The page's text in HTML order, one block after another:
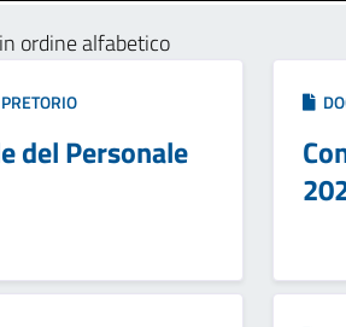
ordine alfabetico
del Personale